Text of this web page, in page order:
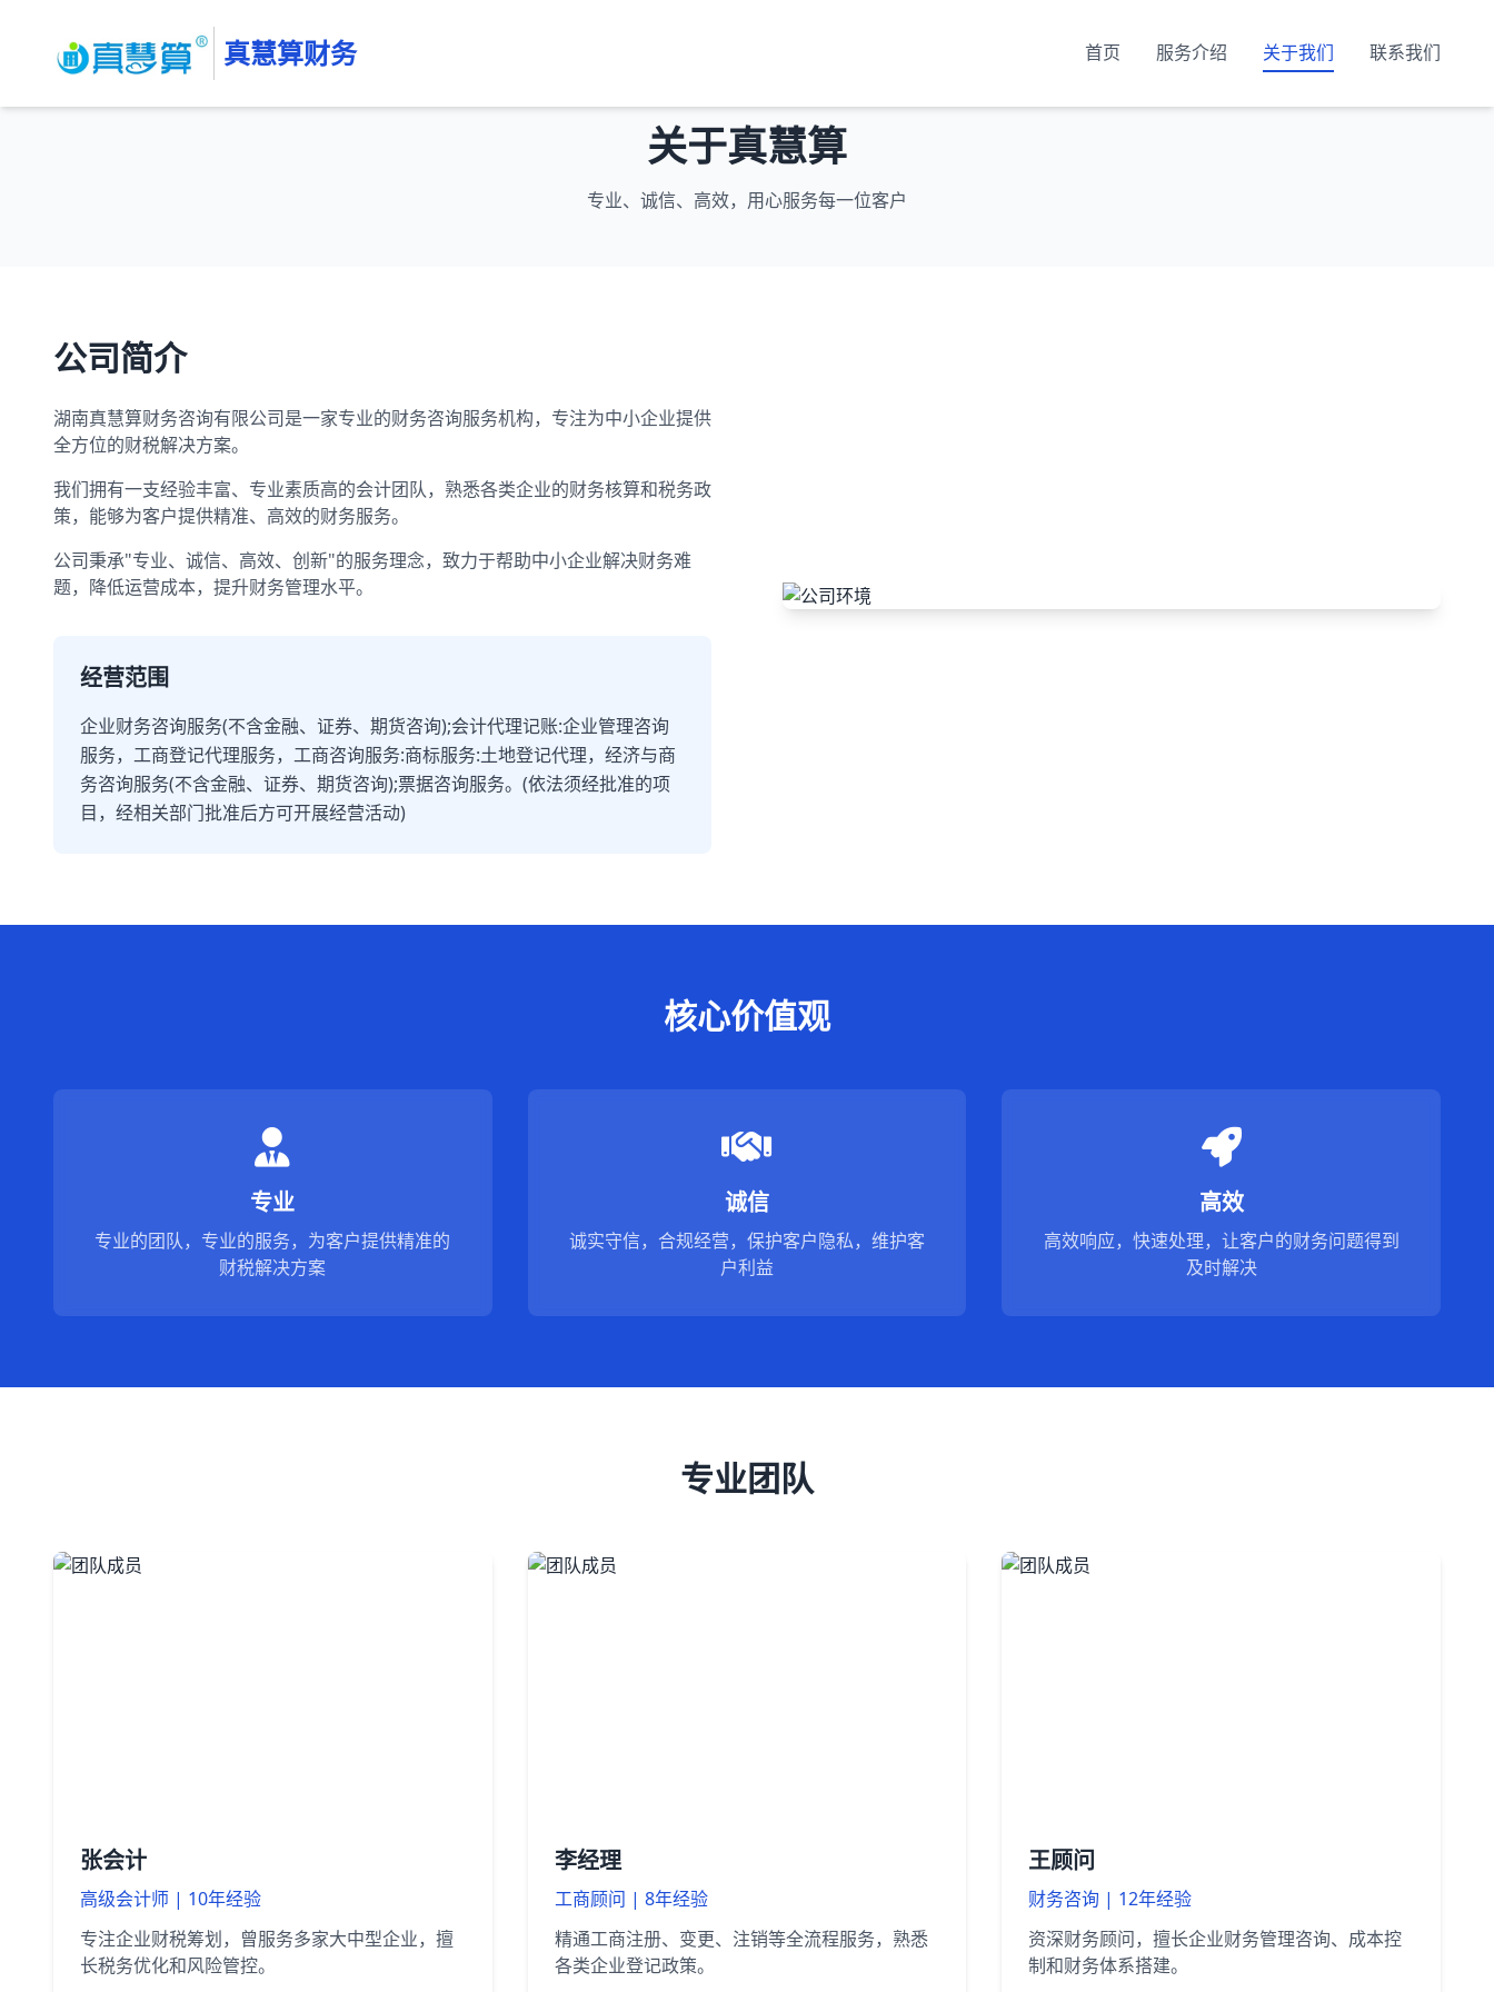
真慧算财务 首页 服务介绍 关于我们 联系我们
关于真慧算
专业、诚信、高效，用心服务每一位客户
公司简介
湖南真慧算财务咨询有限公司是一家专业的财务咨询服务机构，专注为中小企业提供
全方位的财税解决方案。
我们拥有一支经验丰富、专业素质高的会计团队，熟悉各类企业的财务核算和税务政
策，能够为客户提供精准、高效的财务服务。
公司秉承"专业、诚信、高效、创新"的服务理念，致力于帮助中小企业解决财务难
题，降低运营成本，提升财务管理水平。
经营范围
企业财务咨询服务(不含金融、证券、期货咨询);会计代理记账:企业管理咨询
服务，工商登记代理服务，工商咨询服务:商标服务:土地登记代理，经济与商
务咨询服务(不含金融、证券、期货咨询);票据咨询服务。(依法须经批准的项
目，经相关部门批准后方可开展经营活动)
核心价值观
专业
专业的团队，专业的服务，为客户提供精准的
财税解决方案
诚信
诚实守信，合规经营，保护客户隐私，维护客
户利益
高效
高效响应，快速处理，让客户的财务问题得到
及时解决
专业团队
张会计
高级会计师 | 10年经验
专注企业财税筹划，曾服务多家大中型企业，擅
长税务优化和风险管控。
李经理
工商顾问 | 8年经验
精通工商注册、变更、注销等全流程服务，熟悉
各类企业登记政策。
王顾问
财务咨询 | 12年经验
资深财务顾问，擅长企业财务管理咨询、成本控
制和财务体系搭建。